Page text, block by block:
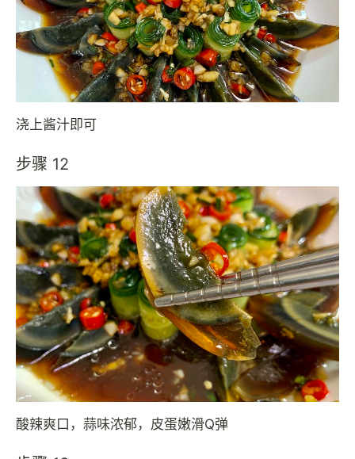
浇上酱汁即可
步骤 12
酸辣爽口，蒜味浓郁，皮蛋嫩滑Q弹